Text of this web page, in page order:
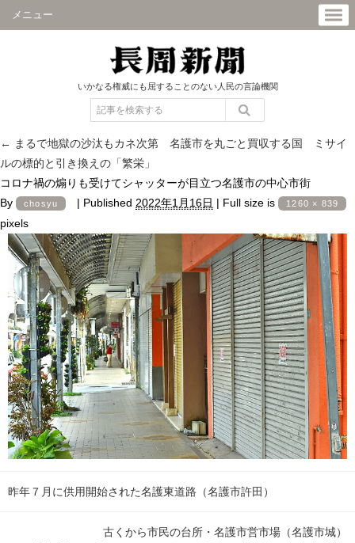
メニュー
いかなる権威にも屈することのない人民の言論機関
← まるで地獄の沙汰もカネ次第 名護市を丸ごと買収する国 ミサイ
ルの標的と引き換えの「繁栄」
コロナ禍の煽りも受けてシャッターが目立つ名護市の中心市街
By
chosyu | Published 2022年1月16日 | Full size is 1260 × 839
pixels
昨年７月に供用開始された名護東道路（名護市許田）
古くから市民の台所・名護市営市場（名護市城）